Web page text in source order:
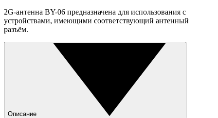
2G-антенна BY-06 предназначена для использования с
устройствами, имеющими соответствующий антенный
разъём.
Описание